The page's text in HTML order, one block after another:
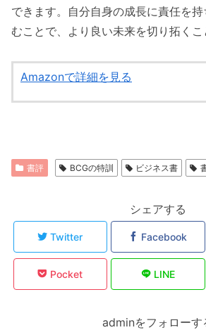
できます。自分自身の成長に責任を
むことで、より良い未来を切り拓くこ
Amazonで詳細を見る
書評 BCGの特訓 ビジネス書
シェアする
Twitter Facebook
Pocket LINE
adminをフォローす